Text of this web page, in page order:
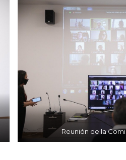
Reunión de la